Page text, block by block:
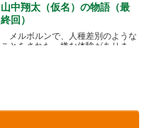
山中翔太（仮名）の物語（最
終回）
メルボルンで、人種差別のような
ことをされた、嫌な体験がありま